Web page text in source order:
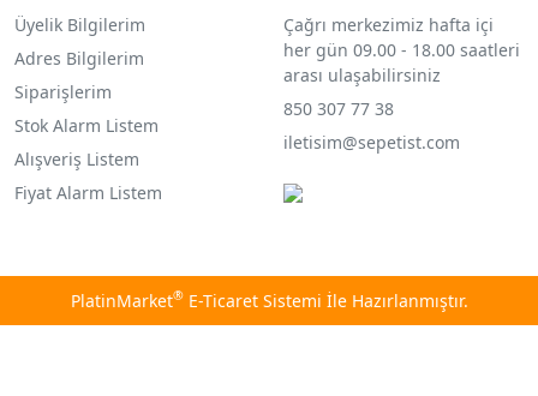
Üyelik Bilgilerim
Adres Bilgilerim
Siparişlerim
Stok Alarm Listem
Alışveriş Listem
Fiyat Alarm Listem
Çağrı merkezimiz hafta içi
her gün 09.00 - 18.00 saatleri
arası ulaşabilirsiniz
850 307 77 38
iletisim@sepetist.com
PlatinMarket®E-Ticaret Sistemi İle Hazırlanmıştır.